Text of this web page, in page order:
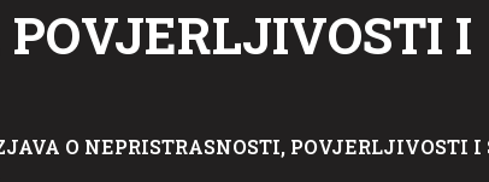
I
O NEPRISTRASNOSTI, POVJERLJIVOSTI I